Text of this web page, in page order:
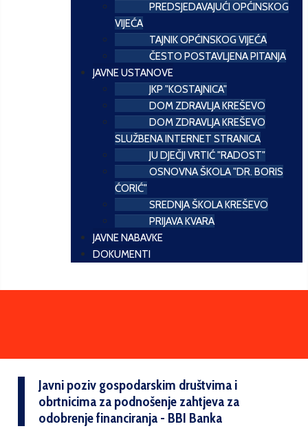
PREDSJEDAVAJUĆI OPĆINSKOG
VIJEĆA
TAJNIK OPĆINSKOG VIJEĆA
ČESTO POSTAVLJENA PITANJA
JAVNE USTANOVE
JKP "KOSTAJNICA"
DOM ZDRAVLJA KREŠEVO
DOM ZDRAVLJA KREŠEVO
SLUŽBENA INTERNET STRANICA
JU DJEČJI VRTIĆ "RADOST"
OSNOVNA ŠKOLA "DR. BORIS
ĆORIĆ"
SREDNJA ŠKOLA KREŠEVO
PRIJAVA KVARA
JAVNE NABAVKE
DOKUMENTI
Javni poziv gospodarskim društvima i
obrtnicima za podnošenje zahtjeva za
odobrenje financiranja - BBI Banka